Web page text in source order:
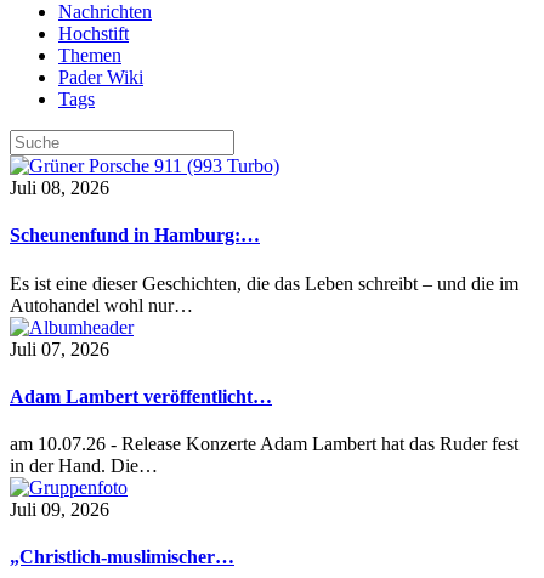
Nachrichten
Hochstift
Themen
Pader Wiki
Tags
Juli 08, 2026
Scheunenfund in Hamburg:…
Es ist eine dieser Geschichten, die das Leben schreibt – und die im
Autohandel wohl nur…
Juli 07, 2026
Adam Lambert veröffentlicht…
am 10.07.26 - Release Konzerte Adam Lambert hat das Ruder fest
in der Hand. Die…
Juli 09, 2026
„Christlich-muslimischer…